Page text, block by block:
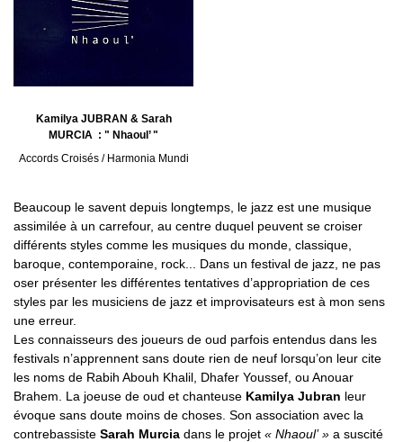
Kamilya JUBRAN & Sarah
MURCIA : " Nhaoul’ "
Accords Croisés / Harmonia Mundi
Beaucoup le savent depuis longtemps, le jazz est une musique
assimilée à un carrefour, au centre duquel peuvent se croiser
différents styles comme les musiques du monde, classique,
baroque, contemporaine, rock... Dans un festival de jazz, ne pas
oser présenter les différentes tentatives d’appropriation de ces
styles par les musiciens de jazz et improvisateurs est à mon sens
une erreur.
Les connaisseurs des joueurs de oud parfois entendus dans les
festivals n’apprennent sans doute rien de neuf lorsqu’on leur cite
les noms de Rabih Abouh Khalil, Dhafer Youssef, ou Anouar
Brahem. La joeuse de oud et chanteuse Kamilya Jubran leur
évoque sans doute moins de choses. Son association avec la
contrebassiste Sarah Murcia dans le projet « Nhaoul’ » a suscité